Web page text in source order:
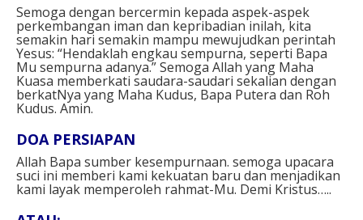
Semoga dengan bercermin kepada aspek-aspek
perkembangan iman dan kepribadian inilah, kita
semakin hari semakin mampu mewujudkan perintah
Yesus: “Hendaklah engkau sempurna, seperti Bapa
Mu sempurna adanya.” Semoga Allah yang Maha
Kuasa memberkati saudara-saudari sekalian dengan
berkatNya yang Maha Kudus, Bapa Putera dan Roh
Kudus. Amin.
DOA PERSIAPAN
Allah Bapa sumber kesempurnaan. semoga upacara
suci ini memberi kami kekuatan baru dan menjadikan
kami layak memperoleh rahmat-Mu. Demi Kristus…..⁣